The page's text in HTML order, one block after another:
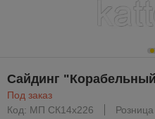
Сайдинг
Под заказ
Код: МП СК14х226
Розница